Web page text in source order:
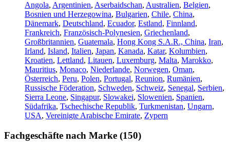
Angola, Argentinien, Aserbaidschan, Australien, Belgien,
Bosnien und Herzegowina, Bulgarien, Chile, China,
Dänemark, Deutschland, Ecuador, Estland, Finnland,
Frankreich, Französisch-Polynesien, Griechenland,
Großbritannien, Guatemala, Hong Kong S.A.R., China, Iran,
Irland, Island, Italien, Japan, Kanada, Katar, Kolumbien,
Kroatien, Lettland, Litauen, Luxemburg, Malta, Marokko,
Mauritius, Monaco, Niederlande, Norwegen, Oman,
Österreich, Peru, Polen, Portugal, Reunion, Rumänien,
Russische Föderation, Schweden, Schweiz, Senegal, Serbien,
Sierra Leone, Singapur, Slowakei, Slowenien, Spanien,
Südafrika, Tschechische Republik, Turkmenistan, Ungarn,
USA, Vereinigte Arabische Emirate, Zypern
Fachgeschäfte nach Marke (150)